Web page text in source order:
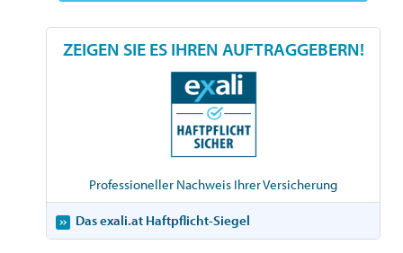
ZEIGEN SIE ES IHREN AUFTRAGGEBERN!
Professioneller Nachweis Ihrer Versicherung
Das exali.at Haftpflicht-Siegel